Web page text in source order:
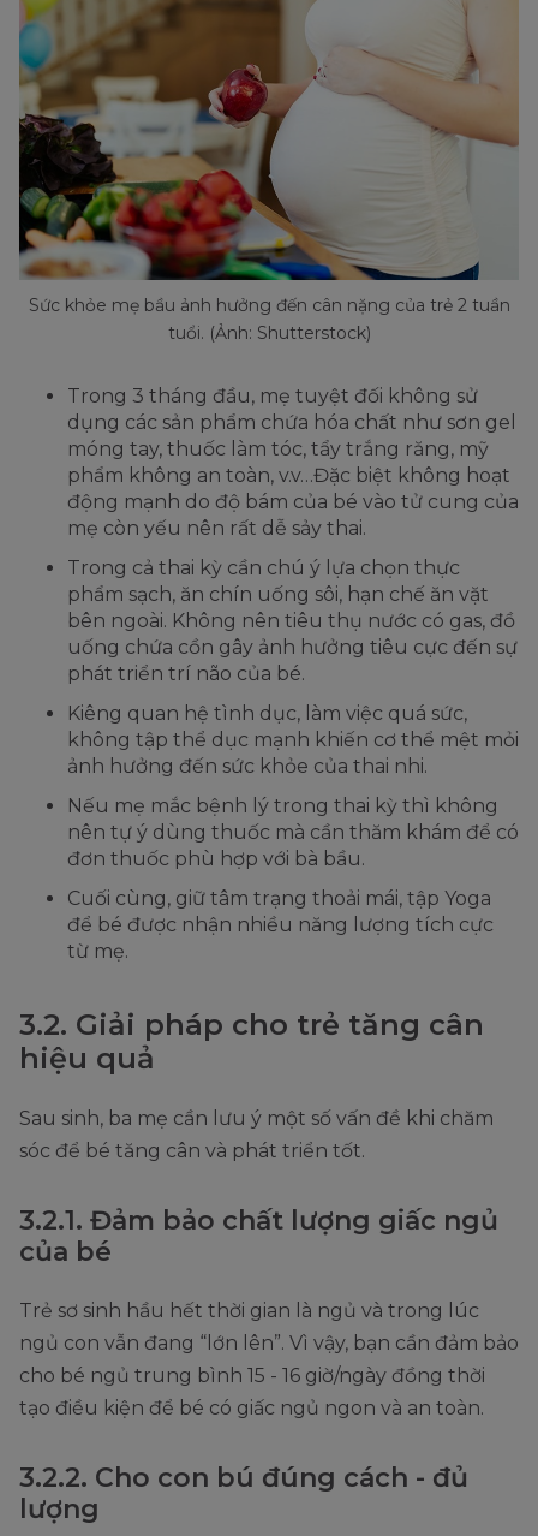
Sức khỏe mẹ bầu ảnh hưởng đến cân nặng của trẻ 2 tuần
tuổi. (Ảnh: Shutterstock)
Trong 3 tháng đầu, mẹ tuyệt đối không sử
dụng các sản phẩm chứa hóa chất như sơn gel
móng tay, thuốc làm tóc, tẩy trắng răng, mỹ
phẩm không an toàn, v.v…Đặc biệt không hoạt
động mạnh do độ bám của bé vào tử cung của
mẹ còn yếu nên rất dễ sảy thai.
Trong cả thai kỳ cần chú ý lựa chọn thực
phẩm sạch, ăn chín uống sôi, hạn chế ăn vặt
bên ngoài. Không nên tiêu thụ nước có gas, đồ
uống chứa cồn gây ảnh hưởng tiêu cực đến sự
phát triển trí não của bé.
Kiêng quan hệ tình dục, làm việc quá sức,
không tập thể dục mạnh khiến cơ thể mệt mỏi
ảnh hưởng đến sức khỏe của thai nhi.
Nếu mẹ mắc bệnh lý trong thai kỳ thì không
nên tự ý dùng thuốc mà cần thăm khám để có
đơn thuốc phù hợp với bà bầu.
Cuối cùng, giữ tâm trạng thoải mái, tập Yoga
để bé được nhận nhiều năng lượng tích cực
từ mẹ.
3.2. Giải pháp cho trẻ tăng cân
hiệu quả
Sau sinh, ba mẹ cần lưu ý một số vấn đề khi chăm
sóc để bé tăng cân và phát triển tốt.
3.2.1. Đảm bảo chất lượng giấc ngủ
của bé
Trẻ sơ sinh hầu hết thời gian là ngủ và trong lúc
ngủ con vẫn đang “lớn lên”. Vì vậy, bạn cần đảm bảo
cho bé ngủ trung bình 15 - 16 giờ/ngày đồng thời
tạo điều kiện để bé có giấc ngủ ngon và an toàn.
3.2.2. Cho con bú đúng cách - đủ
lượng